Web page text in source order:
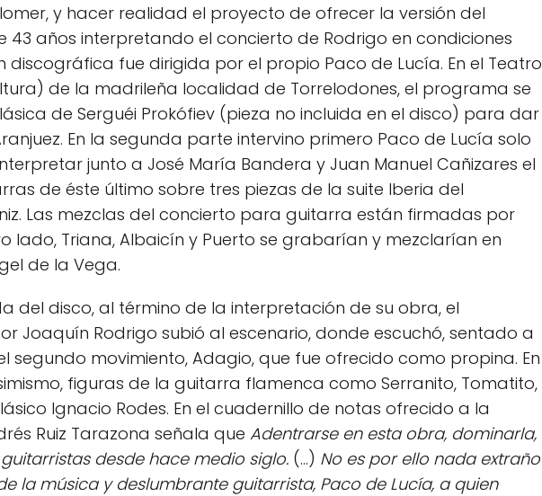
y hacer realidad el proyecto de ofrecer la versión del
años interpretando el concierto de Rodrigo en condiciones
discográfica fue dirigida por el propio Paco de Lucía. En el Teatro
de la madrileña localidad de Torrelodones, el programa se
de Serguéi Prokófiev (pieza no incluida en el disco) para dar
En la segunda parte intervino primero Paco de Lucía solo
junto a José María Bandera y Juan Manuel Cañizares el
de éste último sobre tres piezas de la suite Iberia del
Las mezclas del concierto para guitarra están firmadas por
lado, Triana, Albaicín y Puerto se grabarían y mezclarían en
de la Vega.
del disco, al término de la interpretación de su obra, el
Joaquín Rodrigo subió al escenario, donde escuchó, sentado a
segundo movimiento, Adagio, que fue ofrecido como propina. En
figuras de la guitarra flamenca como Serranito, Tomatito,
Ignacio Rodes. En el cuadernillo de notas ofrecido a la
Ruiz Tarazona señala que Adentrarse en esta obra, dominarla,
desde hace medio siglo. (...) No es por ello nada extraño
la música y deslumbrante guitarrista, Paco de Lucía, a quien